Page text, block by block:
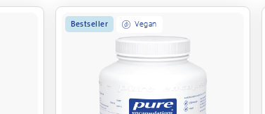
Bestseller Vegan